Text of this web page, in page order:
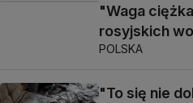
"Waga
rosyjskich
POLSKA
"To się nie